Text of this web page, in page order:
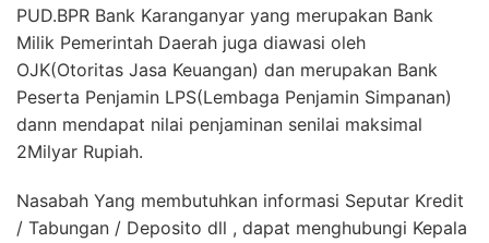
PUD.BPR Bank Karanganyar yang merupakan Bank
Milik Pemerintah Daerah juga diawasi oleh
OJK(Otoritas Jasa Keuangan) dan merupakan Bank
Peserta Penjamin LPS(Lembaga Penjamin Simpanan)
dann mendapat nilai penjaminan senilai maksimal
2Milyar Rupiah.
Nasabah Yang membutuhkan informasi Seputar Kredit
/ Tabungan / Deposito dll , dapat menghubungi Kepala